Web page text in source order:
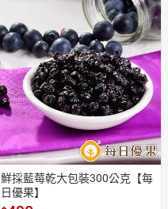
鮮採藍莓乾大包裝300公克【每
日優果】